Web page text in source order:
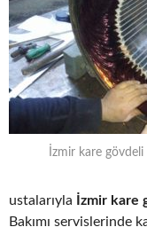
İzmir kare gövdeli
ustalarıyla İzmir kare
Bakımı servislerinde